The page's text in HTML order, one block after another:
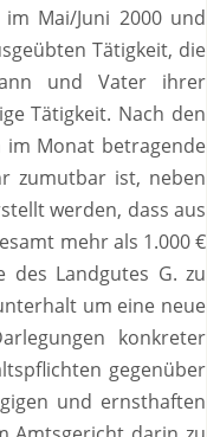
Mai/Juni 2000 und
Tätigkeit, die
und Vater ihrer
Tätigkeit. Nach den
im Monat betragende
zumutbar ist, neben
werden, dass aus
mehr als 1.000 €
des Landgutes G. zu
um eine neue
konkreter
gegenüber
und ernsthaften